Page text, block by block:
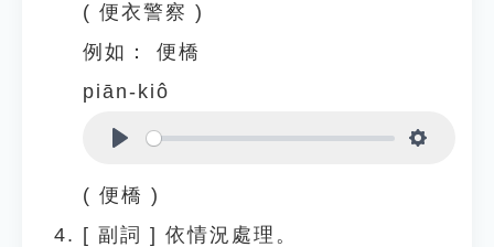
( 便衣警察 )
例如：
便橋
piān-kiô
( 便橋 )
[ 副詞 ] 依情況處理。